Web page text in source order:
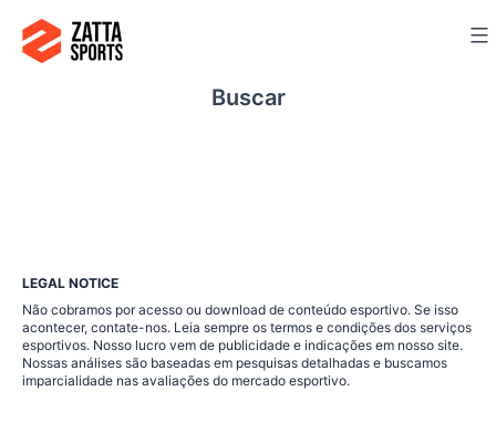
para
Buscar
LEGAL NOTICE
Não cobramos por acesso ou download de conteúdo esportivo. Se isso
acontecer, contate-nos. Leia sempre os termos e condições dos serviços
esportivos. Nosso lucro vem de publicidade e indicações em nosso site.
Nossas análises são baseadas em pesquisas detalhadas e buscamos
imparcialidade nas avaliações do mercado esportivo.